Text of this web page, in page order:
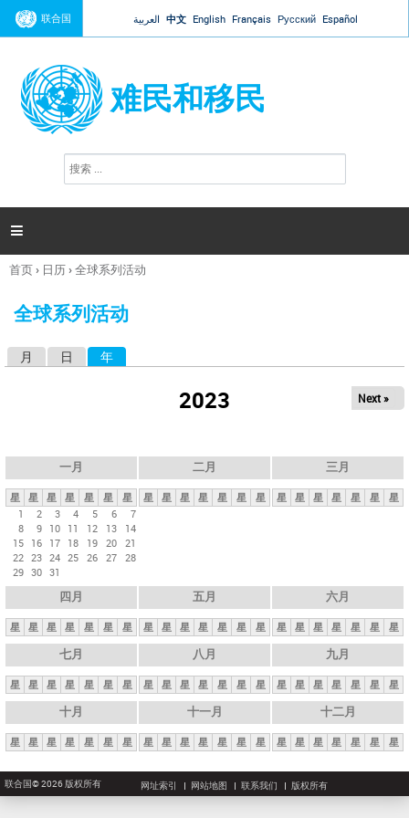
Jump to navigation
联合国 العربية 中文 English Français Русский Español
难民和移民
搜
索

你
这
首页› 日历›全球系列活动
全球系列活动
月 日 年
2023 Next »
一月
星 星 星 星 星 星
星
1
2 3 4 5 6
7
8
9 10 11 12 13
14
15 16 17 18 19 20 21
22 23 24 25 26 27 28
29 30 31
二月
星 星 星 星 星 星 星
三月
星 星 星 星 星 星 星
四月
星 星 星 星 星 星 星
五月
星 星 星 星 星 星 星
六月
星 星 星 星 星 星 星
七月
星 星 星 星 星 星 星
八月
星 星 星 星 星 星 星
九月
星 星 星 星 星 星 星
十月
星 星 星 星 星 星 星
十一月
星 星 星 星 星 星 星
十二月
星 星 星 星 星 星 星
联合国© 2026 版权所有 网址索引 网站地图 联系我们 版权所有